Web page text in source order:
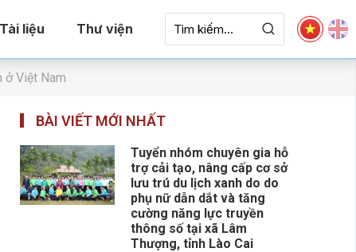
Tài liệu Thư viện
ở Việt Nam
BÀI VIẾT MỚI NHẤT
Tuyển nhóm chuyên gia hỗ
trợ cải tạo, nâng cấp cơ sở
lưu trú du lịch xanh do do
phụ nữ dẫn dắt và tăng
cường năng lực truyền
thông số tại xã Lâm
Thượng, tỉnh Lào Cai